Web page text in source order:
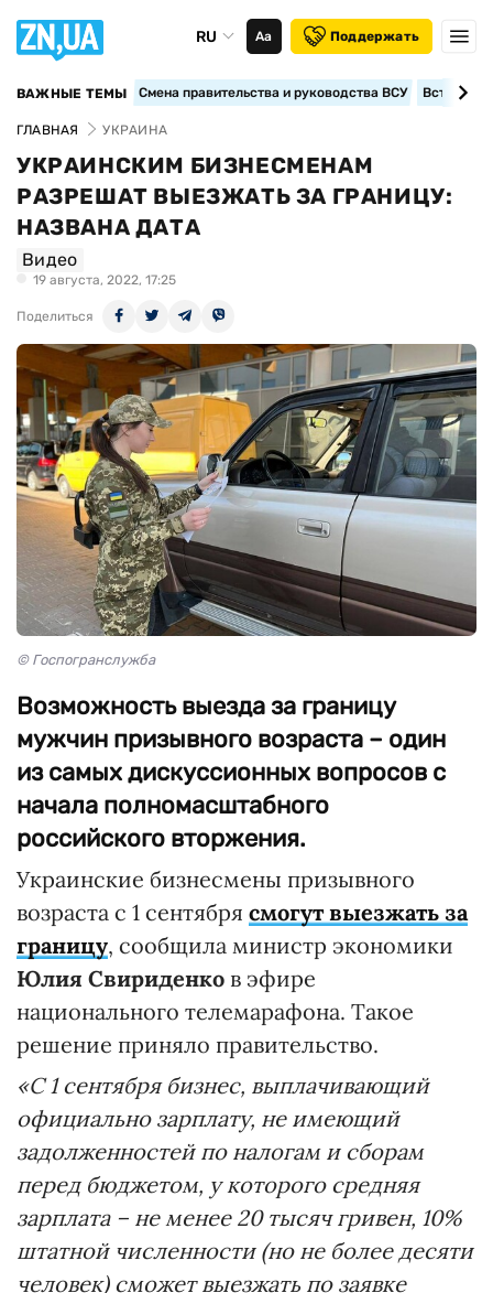
RU Аа Поддержать
ВАЖНЫЕ ТЕМЫ Смена правительства и руководства ВСУ
ГЛАВНАЯ УКРАИНА
УКРАИНСКИМ БИЗНЕСМЕНАМ
РАЗРЕШАТ ВЫЕЗЖАТЬ ЗА ГРАНИЦУ:
НАЗВАНА ДАТА
Видео
19 августа, 2022, 17:25
Поделиться
© Госпогранслужба
Возможность выезда за границу
мужчин призывного возраста – один
из самых дискуссионных вопросов с
начала полномасштабного
российского вторжения.
Украинские бизнесмены призывного
возраста с 1 сентября смогут выезжать за
границу, сообщила министр экономики
Юлия Свириденко в эфире
национального телемарафона. Такое
решение приняло правительство.
«С 1 сентября бизнес, выплачивающий
официально зарплату, не имеющий
задолженностей по налогам и сборам
перед бюджетом, у которого средняя
зарплата – не менее 20 тысяч гривен, 10%
штатной численности (но не более десяти
человек) сможет выезжать по заявке